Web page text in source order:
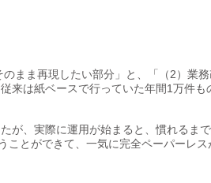
まま再現したい部分」と、「（2）業
来は紙ベースで行っていた年間1万件も
が、実際に運用が始まると、慣れるま
ことができて、一気に完全ペーパーレス